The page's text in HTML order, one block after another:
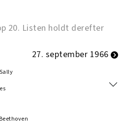
20. Listen holdt derefter
27. september 1966